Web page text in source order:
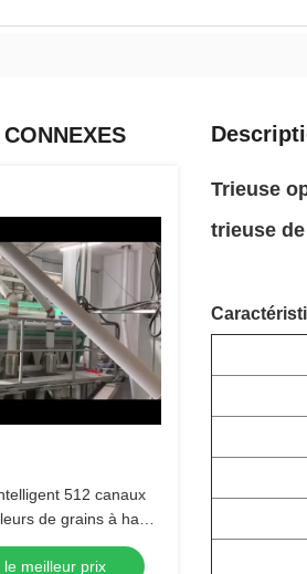
512 canaux
de grains à haute
couleurs de grains
riz
le meilleur prix
Trieuse
trieuse